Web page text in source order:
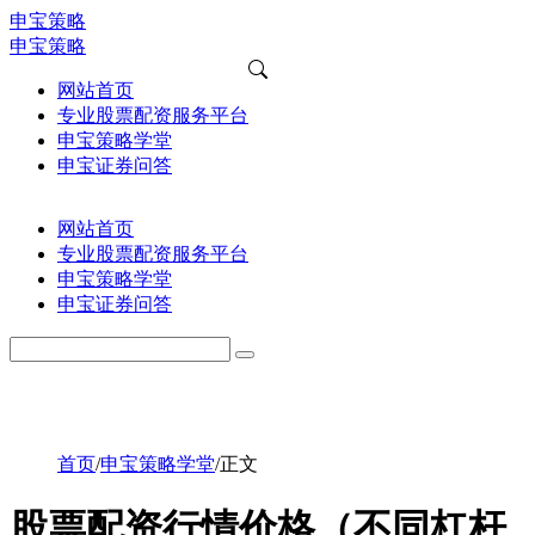
申宝策略
申宝策略
网站首页
专业股票配资服务平台
申宝策略学堂
申宝证券问答
网站首页
专业股票配资服务平台
申宝策略学堂
申宝证券问答
首页/申宝策略学堂/正文